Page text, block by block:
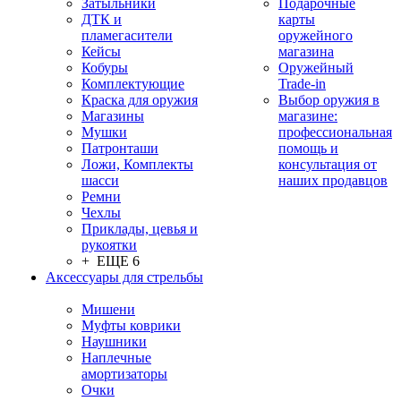
Затыльники
ДТК и
пламегасители
Кейсы
Кобуры
Комплектующие
Краска для оружия
Магазины
Мушки
Патронташи
Ложи, Комплекты
шасси
Ремни
Чехлы
Приклады, цевья и
рукоятки
+ ЕЩЕ 6
Аксессуары для стрельбы
Мишени
Муфты коврики
Наушники
Наплечные
амортизаторы
Очки
Подарочные
карты
оружейного
магазина
Оружейный
Trade-in
Выбор оружия в
магазине:
профессиональная
помощь и
консультация от
наших продавцов